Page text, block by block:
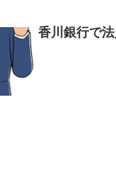
香川銀行で